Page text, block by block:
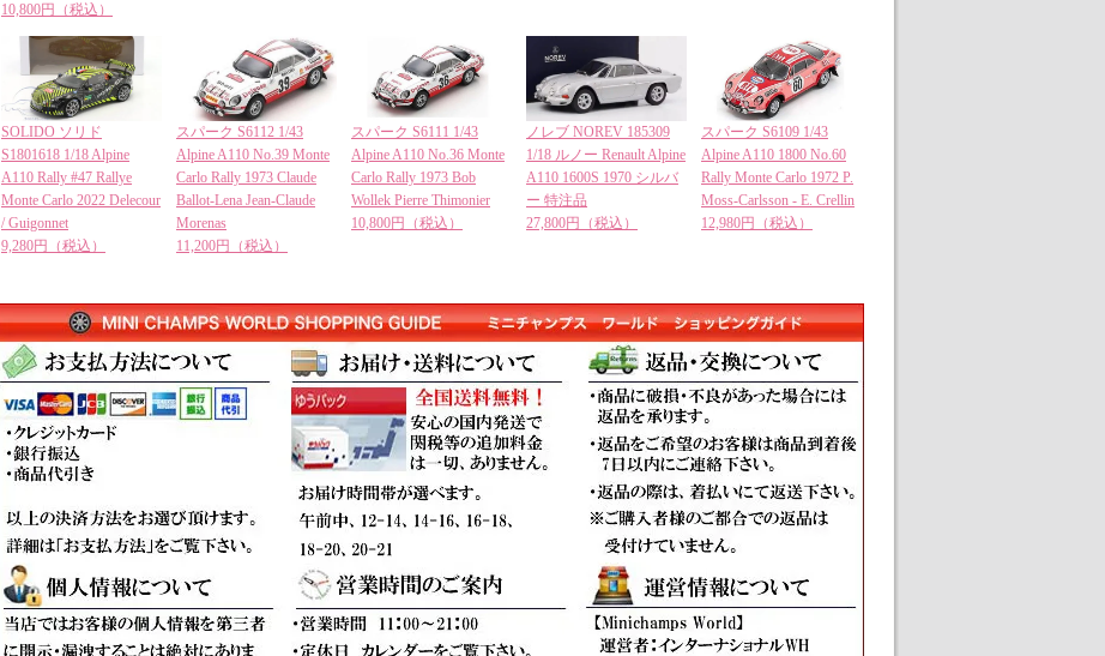
10,800円（税込）
SOLIDO ソリド
S1801618 1/18 Alpine
A110 Rally #47 Rallye
Monte Carlo 2022 Delecour
/ Guigonnet
9,280円（税込）
スパーク S6112 1/43
Alpine A110 No.39 Monte
Carlo Rally 1973 Claude
Ballot-Lena Jean-Claude
Morenas
11,200円（税込）
スパーク S6111 1/43
Alpine A110 No.36 Monte
Carlo Rally 1973 Bob
Wollek Pierre Thimonier
10,800円（税込）
ノレブ NOREV 185309
1/18 ルノー Renault Alpine
A110 1600S 1970 シルバ
ー 特注品
27,800円（税込）
スパーク S6109 1/43
Alpine A110 1800 No.60
Rally Monte Carlo 1972 P.
Moss-Carlsson - E. Crellin
12,980円（税込）